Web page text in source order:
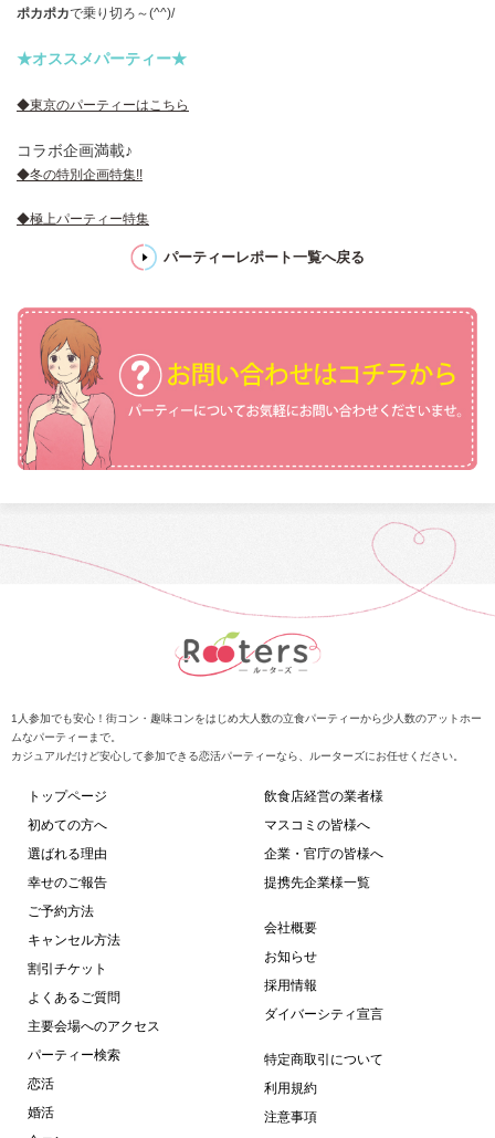
ポカポカで乗り切ろ～(^^)/
★オススメパーティー★
◆東京のパーティーはこちら
コラボ企画満載♪
◆冬の特別企画特集!!
◆極上パーティー特集
パーティーレポート一覧へ戻る
1人参加でも安心！街コン・趣味コンをはじめ大人数の立食パーティーから少人数のアットホー
ムなパーティーまで。
カジュアルだけど安心して参加できる恋活パーティーなら、ルーターズにお任せください。
トップページ
初めての方へ
選ばれる理由
幸せのご報告
ご予約方法
キャンセル方法
割引チケット
よくあるご質問
主要会場へのアクセス
パーティー検索
恋活
婚活
飲食店経営の業者様
マスコミの皆様へ
企業・官庁の皆様へ
提携先企業様一覧
会社概要
お知らせ
採用情報
ダイバーシティ宣言
特定商取引について
利用規約
注意事項